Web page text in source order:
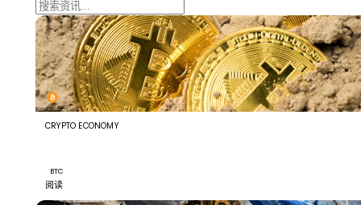
CRYPTO ECONOMY
BTC
阅读